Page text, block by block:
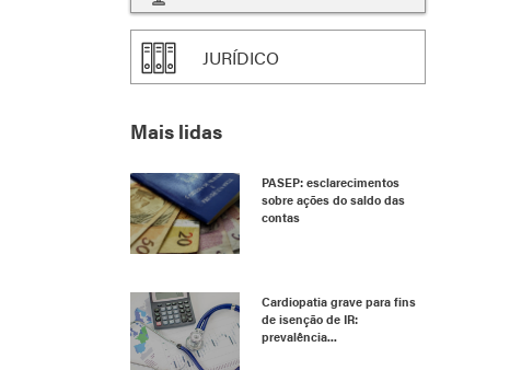
JURÍDICO
Mais lidas
PASEP: esclarecimentos
sobre ações do saldo das
contas
Cardiopatia grave para fins
de isenção de IR:
prevalência...